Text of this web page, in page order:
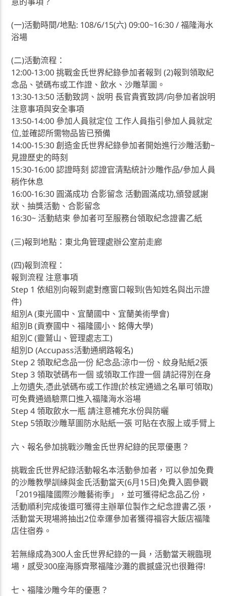
(一)活動時間/地點: 108/6/15(六) 09:00~16:30 / 福隆海水
浴場
(二)活動流程：
12:00-13:00 挑戰金氏世界紀錄參加者報到 (2)報到領取紀
念品、號碼布或工作證、飲水、沙雕草圖。
13:30-13:50 活動致詞、說明 長官貴賓致詞/向參加者說明
注意事項與安全事項
13:50-14:00 參加人員就定位 工作人員指引參加人員就定
位,並確認所需物品皆已預備
14:00-15:30 創造金氏世界紀錄參加者開始進行沙雕活動~
見證歷史的時刻
15:30-16:00 認證時刻 認證官清點統計沙雕作品/參加人員
稍作休息
16:00-16:30 圓滿成功 合影留念 活動圓滿成功,頒發感謝
狀、抽獎活動、合影留念
16:30~ 活動結束 參加者可至服務台領取紀念證書乙紙
(三)報到地點：東北角管理處辦公室前走廊
(四)報到流程：
報到流程 注意事項
Step 1 依組別向報到處對應窗口報到(告知姓名與出示證
件)
組別A (東光國中、宜蘭國中、宜蘭美術學會)
組別B (貢寮國中、福隆國小、銘傳大學)
組別C (靈鷲山、管理處志工)
組別D (Accupass活動通網路報名)
Step 2 領取紀念品一份 紀念品:涼巾一份、紋身貼紙2張
Step 3 領取號碼布一個 或領取工作證一個 請記得別在身
上勿遺失,憑此號碼布或工作證(於核定通過之名單可領取)
可免費通過驗票口進入福隆海水浴場
Step 4 領取飲水一瓶 請注意補充水份與防曬
Step 5領取沙雕草圖防水貼紙一張 可貼在衣服上或手臂上
六、報名參加挑戰沙雕金氏世界紀錄的民眾優惠？
挑戰金氏世界紀錄活動報名本活動參加者，可以參加免費
的沙雕教學訓練與金氏活動當天(6月15日)免費入園參觀
「2019福隆國際沙雕藝術季」，並可獲得紀念品乙份，
活動順利完成後還可獲得主辦單位製作之紀念證書乙張，
活動當天現場將抽出2位幸運參加者獲得福容大飯店福隆
店住宿券。
若無緣成為300人金氏世界紀錄的一員，活動當天親臨現
場，感受300座海豚齊聚福隆沙灘的震撼盛況也很難得!
七、福隆沙雕今年的優惠？